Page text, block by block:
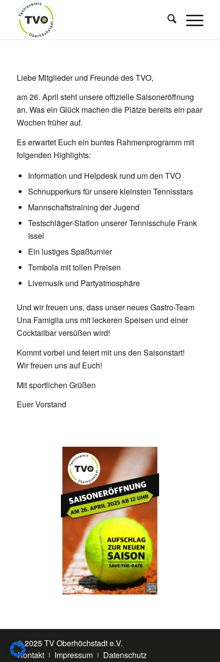
Liebe Mitglieder und Freunde des TVO,
am 26. April steht unsere offizielle Saisoneröffnung
an. Was ein Glück machen die Plätze bereits ein paar
Wochen früher auf.
Es erwartet Euch ein buntes Rahmenprogramm mit
folgenden Highlights:
Information und Helpdesk rund um den TVO
Schnupperkurs für unsere kleinsten Tennisstars
Mannschaftstraining der Jugend
Testschläger-Station unserer Tennisschule Frank
Issel
Ein lustiges Spaßturnier
Tombola mit tollen Preisen
Livemusik und Partyatmosphäre
Und wir freuen uns, dass unser neues Gastro-Team
Una Famiglia uns mit leckeren Speisen und einer
Cocktailbar versüßen wird!
Kommt vorbei und feiert mit uns den Saisonstart!
Wir freuen uns auf Euch!
Mit sportlichen Grüßen
Euer Vorstand
© 2025 TV Oberhöchstadt e.V.
Kontakt
Impressum Datenschutz